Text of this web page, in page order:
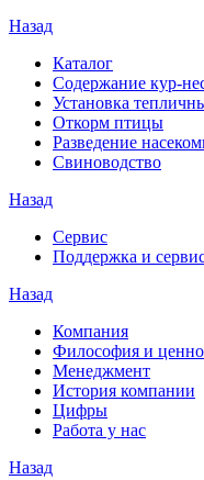
Назад
Каталог
Содержание кур-
Установка
Откорм птицы
Разведение
Свиноводство
Назад
Сервис
Поддержка и
Назад
Компания
Философия и
Менеджмент
История компании
Цифры
Работа у нас
Назад